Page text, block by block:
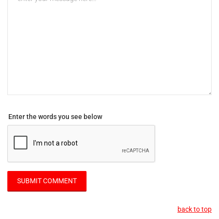
Enter the words you see below
back to top